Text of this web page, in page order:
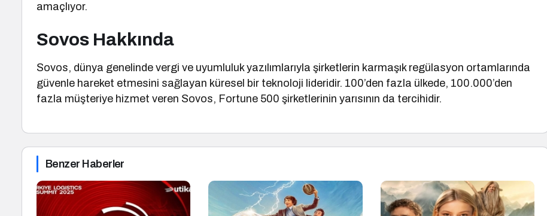
amaçlıyor.
Sovos Hakkında
Sovos, dünya genelinde vergi ve uyumluluk yazılımlarıyla şirketlerin karmaşık regülasyon ortamlarında
güvenle hareket etmesini sağlayan küresel bir teknoloji lideridir. 100’den fazla ülkede, 100.000’den
fazla müşteriye hizmet veren Sovos, Fortune 500 şirketlerinin yarısının da tercihidir.
Benzer Haberler